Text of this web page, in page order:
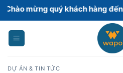
Skip
to
content
quý khách hàng đến với
DỰ ÁN & TIN TỨC